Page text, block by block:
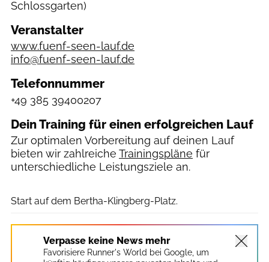
Schlossgarten)
Veranstalter
www.fuenf-seen-lauf.de
info@fuenf-seen-lauf.de
Telefonnummer
+49 385 39400207
Dein Training für einen erfolgreichen Lauf
Zur optimalen Vorbereitung auf deinen Lauf
bieten wir zahlreiche Trainingspläne für
unterschiedliche Leistungsziele an.
Start auf dem Bertha-Klingberg-Platz.
Verpasse keine News mehr
Favorisiere Runner's World bei Google, um